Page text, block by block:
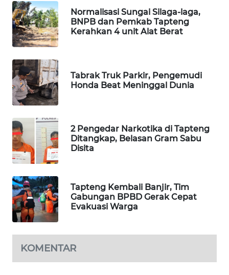
Normalisasi Sungai Silaga-laga,
BNPB dan Pemkab Tapteng
Kerahkan 4 unit Alat Berat
Tabrak Truk Parkir, Pengemudi
Honda Beat Meninggal Dunia
2 Pengedar Narkotika di Tapteng
Ditangkap, Belasan Gram Sabu
Disita
Tapteng Kembali Banjir, Tim
Gabungan BPBD Gerak Cepat
Evakuasi Warga
KOMENTAR
KRT
NEWS
KARING
NEWS
JURNAL
HUMBANG
NEWS
GARONGGANG
NEWS
FISUELRI
ENERGI
NEWS